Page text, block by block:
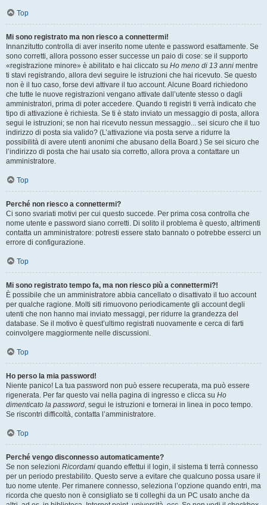
Top
Mi sono registrato ma non riesco a connettermi!
Innanzitutto controlla di aver inserito nome utente e password esattamente. Se
sono corretti, allora possono esser successe un paio di cose: se il supporto
«registrazione minore» è abilitato e hai cliccato su Ho meno di 13 anni mentre
ti stavi registrando, allora devi seguire le istruzioni che hai ricevuto. Se questo
non è il tuo caso, forse devi attivare il tuo account. Alcune Board richiedono
che tutte le nuove registrazioni vengano attivate dall’utente stesso o dagli
amministratori, prima di poter accedere. Quando ti registri ti verrà indicato che
tipo di attivazione è richiesta. Se ti è stato inviato un messaggio di posta, allora
segui le istruzioni; se non hai ricevuto nessun messaggio... sei sicuro che il tuo
indirizzo di posta sia valido? (L’attivazione via posta serve a ridurre la
possibilità di avere utenti anonimi che abusano della Board.) Se sei sicuro che
l’indirizzo di posta che hai usato sia corretto, allora prova a contattare un
amministratore.
Top
Perché non riesco a connettermi?
Ci sono svariati motivi per cui questo succede. Per prima cosa controlla che
nome utente e password siano corretti. Di solito il problema è questo, altrimenti
contatta un amministratore: potresti essere stato bannato o potrebbe esserci un
errore di configurazione.
Top
Mi sono registrato tempo fa, ma non riesco più a connettermi?!
È possibile che un amministratore abbia cancellato o disattivato il tuo account
per qualche ragione. Molti siti rimuovono periodicamente gli account degli
utenti che non hanno mai inviato messaggi, per ridurre la grandezza del
database. Se il motivo è quest’ultimo registrati nuovamente e cerca di farti
coinvolgere maggiormente nelle discussioni.
Top
Ho perso la mia password!
Niente panico! La tua password non può essere recuperata, ma può essere
rigenerata. Per far questo vai nella pagina di ingresso e clicca su Ho
dimenticato la password, segui le istruzioni e tornerai in linea in poco tempo.
Se riscontri difficoltà, contatta l’amministratore.
Top
Perché vengo disconnesso automaticamente?
Se non selezioni Ricordami quando effettui il login, il sistema ti terrà connesso
per un periodo prestabilito. Questo serve a evitare che qualcuno possa usare il
tuo nome utente. Per rimanere connesso, seleziona l’opzione quando entri, ma
ricorda che questo non è consigliato se ti colleghi da un PC usato anche da